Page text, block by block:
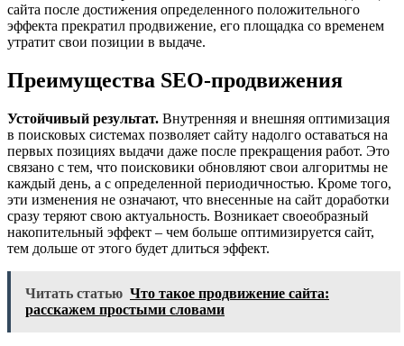
сайта после достижения определенного положительного
эффекта прекратил продвижение, его площадка со временем
утратит свои позиции в выдаче.
Преимущества SEO-продвижения
Устойчивый результат. Внутренняя и внешняя оптимизация
в поисковых системах позволяет сайту надолго оставаться на
первых позициях выдачи даже после прекращения работ. Это
связано с тем, что поисковики обновляют свои алгоритмы не
каждый день, а с определенной периодичностью. Кроме того,
эти изменения не означают, что внесенные на сайт доработки
сразу теряют свою актуальность. Возникает своеобразный
накопительный эффект – чем больше оптимизируется сайт,
тем дольше от этого будет длиться эффект.
Читать статью Что такое продвижение сайта:
расскажем простыми словами